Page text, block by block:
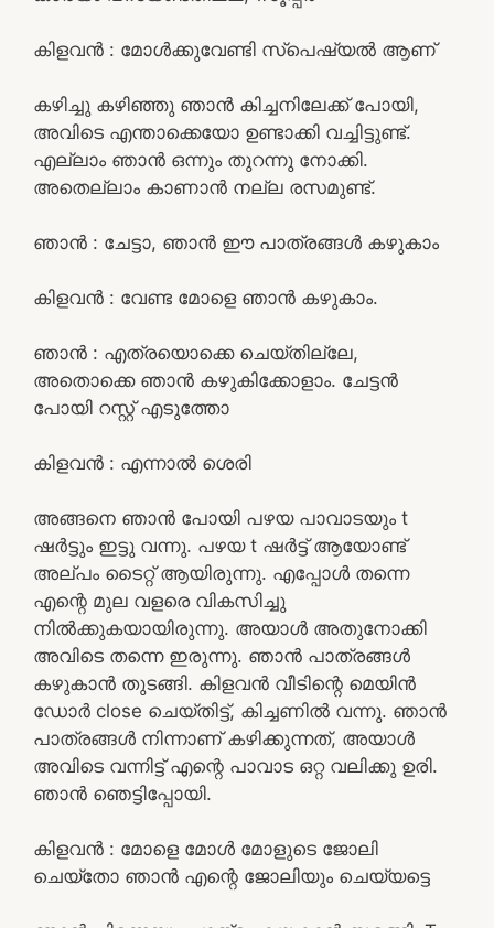
കിളവൻ : മോൾക്കുവേണ്ടി സ്പെഷ്യൽ ആണ്
കഴിച്ചു കഴിഞ്ഞു ഞാൻ കിച്ചനിലേക്ക് പോയി,
അവിടെ എന്താക്കെയോ ഉണ്ടാക്കി വച്ചിട്ടുണ്ട്.
എല്ലാം ഞാൻ ഒന്നും തുറന്നു നോക്കി.
അതെല്ലാം കാണാൻ നല്ല രസമുണ്ട്.
ഞാൻ : ചേട്ടാ, ഞാൻ ഈ പാത്രങ്ങൾ കഴുകാം
കിളവൻ : വേണ്ട മോളെ ഞാൻ കഴുകാം.
ഞാൻ : എത്രയൊക്കെ ചെയ്തില്ലേ,
അതൊക്കെ ഞാൻ കഴുകിക്കോളാം. ചേട്ടൻ
പോയി റസ്റ്റ്‌ എടുത്തോ
കിളവൻ : എന്നാൽ ശെരി
അങ്ങനെ ഞാൻ പോയി പഴയ പാവാടയും t
ഷർട്ടും ഇട്ടു വന്നു. പഴയ t ഷർട്ട്‌ ആയോണ്ട്
അല്പം ടൈറ്റ് ആയിരുന്നു. എപ്പോൾ തന്നെ
എന്റെ മുല വളരെ വികസിച്ചു
നിൽക്കുകയായിരുന്നു. അയാൾ അതുനോക്കി
അവിടെ തന്നെ ഇരുന്നു. ഞാൻ പാത്രങ്ങൾ
കഴുകാൻ തുടങ്ങി. കിളവൻ വീടിന്റെ മെയിൻ
ഡോർ close ചെയ്തിട്ട്, കിച്ചണിൽ വന്നു. ഞാൻ
പാത്രങ്ങൾ നിന്നാണ് കഴിക്കുന്നത്, അയാൾ
അവിടെ വന്നിട്ട് എന്റെ പാവാട ഒറ്റ വലിക്കു ഉരി.
ഞാൻ ഞെട്ടിപ്പോയി.
കിളവൻ : മോളെ മോൾ മോളുടെ ജോലി
ചെയ്തോ ഞാൻ എന്റെ ജോലിയും ചെയ്യട്ടെ